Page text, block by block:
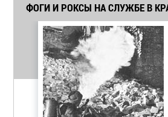
ФОГИ И РОКСЫ НА СЛУЖБЕ В